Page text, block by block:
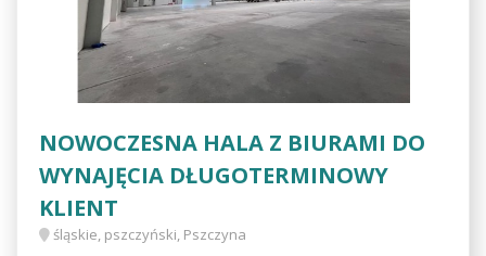
NOWOCZESNA HALA Z BIURAMI DO
WYNAJĘCIA DŁUGOTERMINOWY
KLIENT
śląskie, pszczyński, Pszczyna